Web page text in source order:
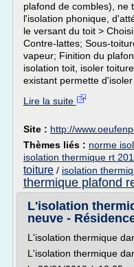
plafond de combles), ne
l'isolation phonique,
le versant du toit >
Contre-lattes; Sous-
vapeur; Finition du
isolation toit, isoler
existant permette d'isoler
Lire la suite
Site : http://
Thèmes liés : norme
isolation thermique rt
toiture / isolation
thermique plafond
L'isolation
neuve -
L'isolation thermique
L'isolation thermique